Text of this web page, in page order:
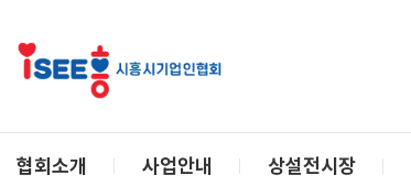
협회소개 사업안내 상설전시장